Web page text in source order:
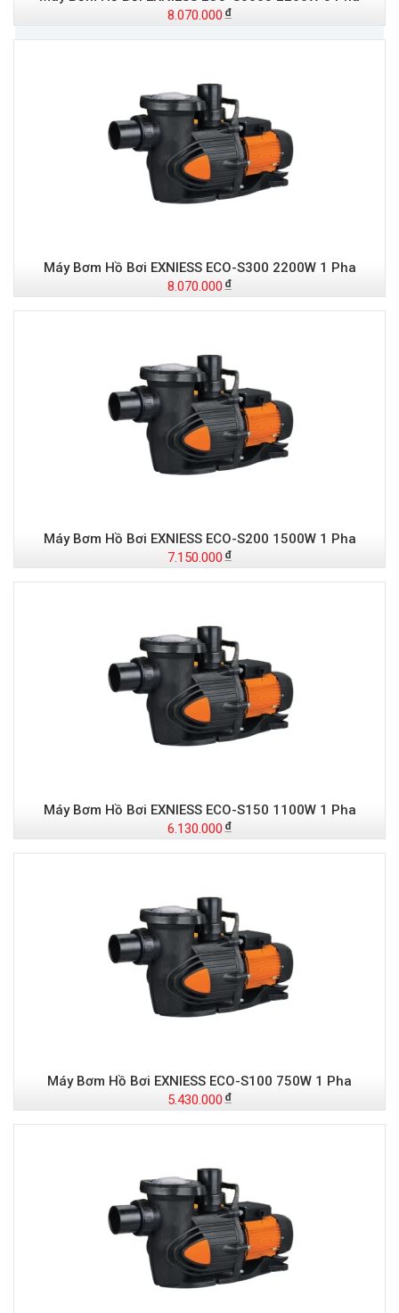
8.070.000
Máy Bơm Hồ Bơi EXNIESS ECO-S300 2200W 1 Pha
8.070.000
Máy Bơm Hồ Bơi EXNIESS ECO-S200 1500W 1 Pha
7.150.000
Máy Bơm Hồ Bơi EXNIESS ECO-S150 1100W 1 Pha
6.130.000
Máy Bơm Hồ Bơi EXNIESS ECO-S100 750W 1 Pha
5.430.000